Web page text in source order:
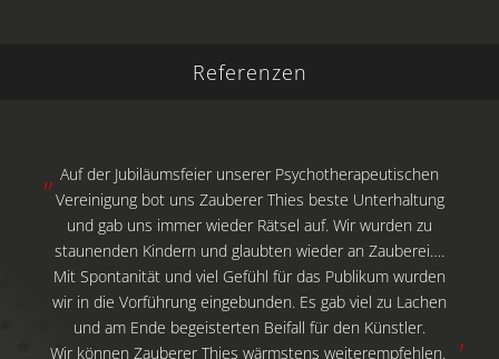
Referenzen
Auf der Jubiläumsfeier unserer Psychotherapeutischen
Vereinigung bot uns Zauberer Thies beste Unterhaltung
und gab uns immer wieder Rätsel auf. Wir wurden zu
staunenden Kindern und glaubten wieder an Zauberei….
Mit Spontanität und viel Gefühl für das Publikum wurden
wir in die Vorführung eingebunden. Es gab viel zu Lachen
und am Ende begeisterten Beifall für den Künstler.
Wir können Zauberer Thies wärmstens weiterempfehlen.
Seit 24 Jahren treffen sich regelmäßig ver.di-Betriebsräte
von IBM zu einem Konzernseminar in Walsrode. An einem
Abend im Jahr 2017 waren allerdings alle Teilnehmerinnen
und Teilnehmer verzaubert und der Magie erlegen. Die
ITler, die sonst jedes Phänomen zu ergründen versuchen,
ergaben sich Zauberer Thies und ließen sich in eine Welt
entführen, in der nichts mehr digital erklärbar ist. Es war
gigantisch!